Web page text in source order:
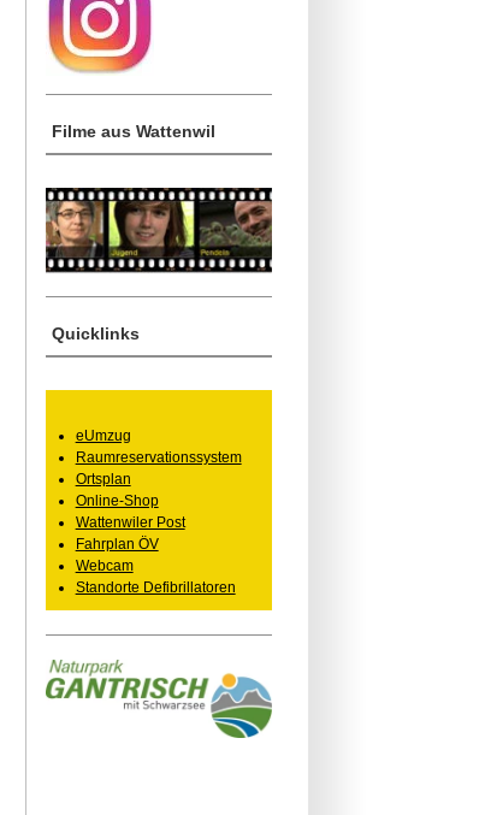
Filme aus Wattenwil
Quicklinks
eUmzug
Raumreservationssystem
Ortsplan
Online-Shop
Wattenwiler Post
Fahrplan ÖV
Webcam
Standorte Defibrillatoren